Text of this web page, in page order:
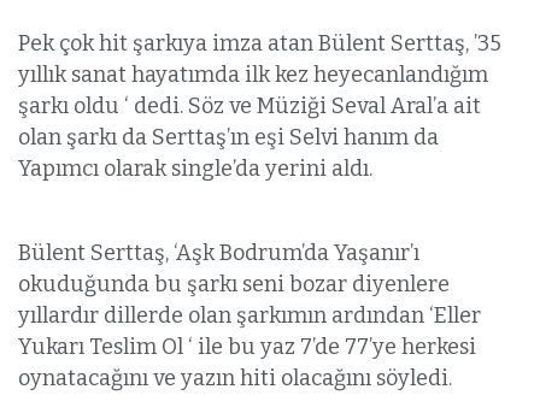
Pek çok hit şarkıya imza atan Bülent Serttaş, ’35
yıllık sanat hayatımda ilk kez heyecanlandığım
şarkı oldu ‘ dedi. Söz ve Müziği Seval Aral’a ait
olan şarkı da Serttaş’ın eşi Selvi hanım da
Yapımcı olarak single’da yerini aldı.
Bülent Serttaş, ‘Aşk Bodrum’da Yaşanır’ı
okuduğunda bu şarkı seni bozar diyenlere
yıllardır dillerde olan şarkımın ardından ‘Eller
Yukarı Teslim Ol ‘ ile bu yaz 7’de 77’ye herkesi
oynatacağını ve yazın hiti olacağını söyledi.